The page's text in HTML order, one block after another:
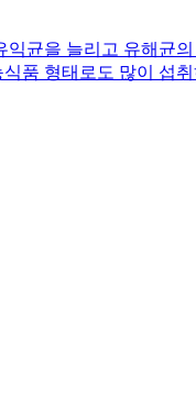
균을 늘리고 유해균
품 형태로도 많이 섭